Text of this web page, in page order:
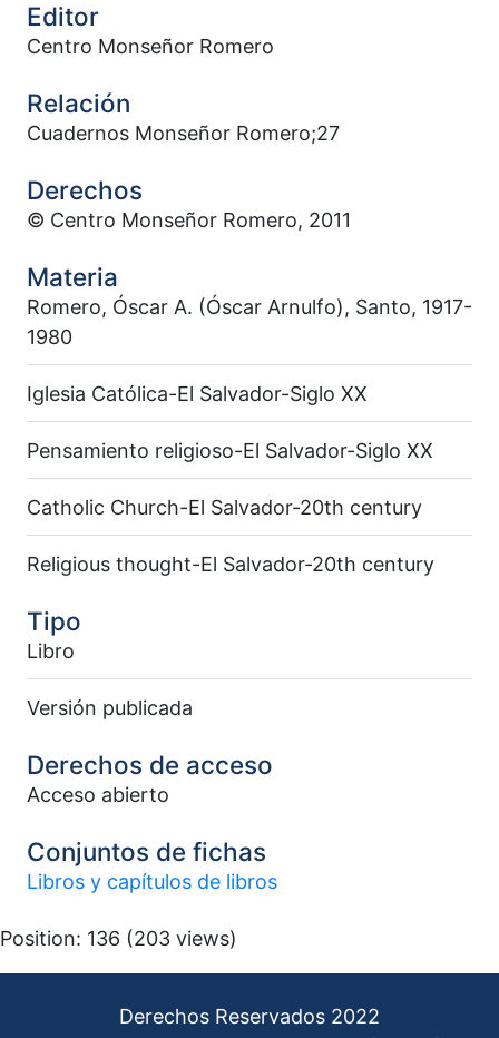
Editor
Centro Monseñor Romero
Relación
Cuadernos Monseñor Romero;27
Derechos
© Centro Monseñor Romero, 2011
Materia
Romero, Óscar A. (Óscar Arnulfo), Santo, 1917-
1980
Iglesia Católica-El Salvador-Siglo XX
Pensamiento religioso-El Salvador-Siglo XX
Catholic Church-El Salvador-20th century
Religious thought-El Salvador-20th century
Tipo
Libro
Versión publicada
Derechos de acceso
Acceso abierto
Conjuntos de fichas
Libros y capítulos de libros
Position: 136 (203 views)
Derechos Reservados 2022